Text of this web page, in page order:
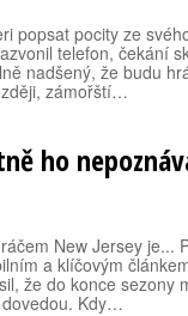
popsat pocity ze
telefon, čekání
nadšený, že budu
zámořští…
ho
New Jersey je...
a klíčovým
že do konce sezony
Kdy…